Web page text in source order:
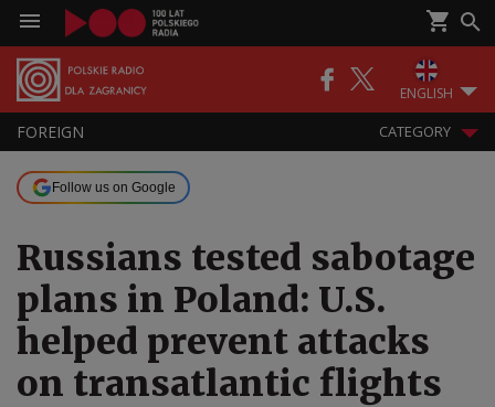
ENGLISH
FOREIGN CATEGORY
Follow us on Google
Russians tested sabotage
plans in Poland: U.S.
helped prevent attacks
on transatlantic flights